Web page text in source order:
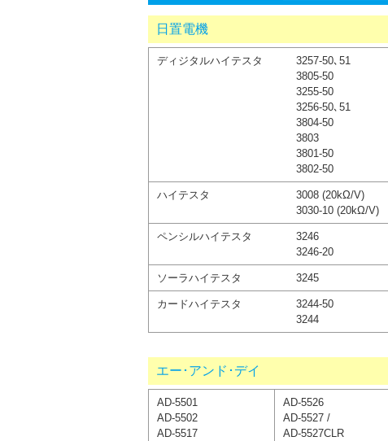
日置電機
ディジタルハイテスタ
3257-50､51
3805-50
3255-50
3256-50､51
3804-50
3803
3801-50
3802-50
ハイテスタ
3008 (20kΩ/V)
3030-10 (20kΩ/V)
ペンシルハイテスタ
3246
3246-20
ソーラハイテスタ 3245
カードハイテスタ
3244-50
3244
エー･アンド･デイ
AD-5501
AD-5502
AD-5517
AD-5526
AD-5527 /
AD-5527CLR